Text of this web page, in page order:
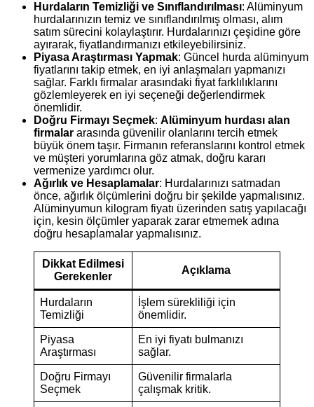
Hurdaların Temizliği ve Sınıflandırılması: Alüminyum
hurdalarınızın temiz ve sınıflandırılmış olması, alım
satım sürecini kolaylaştırır. Hurdalarınızı çeşidine göre
ayırarak, fiyatlandırmanızı etkileyebilirsiniz.
Piyasa Araştırması Yapmak: Güncel hurda alüminyum
fiyatlarını takip etmek, en iyi anlaşmaları yapmanızı
sağlar. Farklı firmalar arasındaki fiyat farklılıklarını
gözlemleyerek en iyi seçeneği değerlendirmek
önemlidir.
Doğru Firmayı Seçmek: Alüminyum hurdası alan
firmalar arasında güvenilir olanlarını tercih etmek
büyük önem taşır. Firmanın referanslarını kontrol etmek
ve müşteri yorumlarına göz atmak, doğru kararı
vermenize yardımcı olur.
Ağırlık ve Hesaplamalar: Hurdalarınızı satmadan
önce, ağırlık ölçümlerini doğru bir şekilde yapmalısınız.
Alüminyumun kilogram fiyatı üzerinden satış yapılacağı
için, kesin ölçümler yaparak zarar etmemek adına
doğru hesaplamalar yapmalısınız.
Dikkat Edilmesi
Gerekenler
Açıklama
Hurdaların
Temizliği
İşlem sürekliliği için
önemlidir.
Piyasa
Araştırması
En iyi fiyatı bulmanızı
sağlar.
Doğru Firmayı
Seçmek
Güvenilir firmalarla
çalışmak kritik.